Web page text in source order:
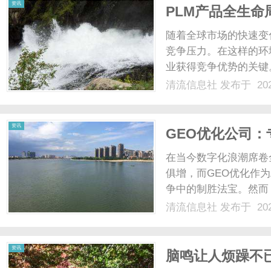
资讯
PLM产品全生命
随着全球市场的快速
竞争压力。在这样的
业获得竞争优势的关
并逐渐成为企业战略
清流信息社 发布于
资讯
GEO优化公司
在当今数字化浪潮席
俱增，而GEO优化作
争中的制胜法宝。然
真正具备专业实力、
清流信息社 发布于
资讯
脑鸣让人烦躁不